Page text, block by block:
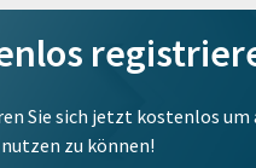
Sie sich jetzt kostenlos
zu können!